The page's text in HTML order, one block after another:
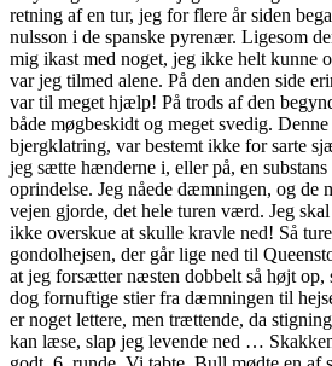
retning af en tur, jeg for flere år siden
nulsson i de spanske pyrenær. Ligesom
mig ikast med noget, jeg ikke helt kunne
var jeg tilmed alene. På den anden side
var til meget hjælp! På trods af den
både møgbeskidt og meget svedig.
bjergklatring, var bestemt ikke for sarte
jeg sætte hænderne i, eller på, en
oprindelse. Jeg nåede dæmningen, og de
vejen gjorde, det hele turen værd. Jeg
ikke overskue at skulle kravle ned! Så
gondolhejsen, der går lige ned til
at jeg forsætter næsten dobbelt så højt op,
dog fornuftige stier fra dæmningen til
er noget lettere, men trættende, da
kan læse, slap jeg levende ned …